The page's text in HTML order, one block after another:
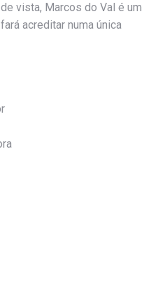
vista, Marcos do Val é um
acreditar numa única